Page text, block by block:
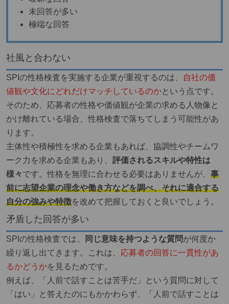
未回答が多い
極端な回答
社風と合わない
SPIの性格検査を実施する企業が重視するのは、
自社の価
値観や文化にどれだけマッチしているのかという点です。
そのため、応募者の性格や価値観が企業の求める人物像と
かけ離れている場合、性格検査で落ちてしまう可能性があ
ります。
主体性や積極性を求める企業もあれば、協調性やチームワ
ーク力を求める企業もあり、 評価されるスキルや特性は
様々 です。性格を無理に合わせる必要はありませんが、 事
前に志望企業の理念や働き方などを調べ、それに適合する
自分の強みや特徴を改めて把握しておくと良いでしょう。
矛盾した回答が多い
SPIの性格検査では、 同じ意味を持つような質問が何度か
繰り返し出てきます。これは、 応募者の回答に一貫性があ
るかどうかを見るためです。
例えば、「人前で話すことは苦手だ」という質問に対して
「はい」と答えたのにもかかわらず、「人前で話すことは